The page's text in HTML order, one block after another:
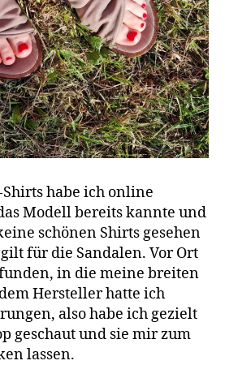
habe ich online
Modell bereits kannte und
schönen Shirts gesehen
für die Sandalen. Vor Ort
in die meine breiten
Hersteller hatte ich
also habe ich gezielt
geschaut und sie mir zum
lassen.